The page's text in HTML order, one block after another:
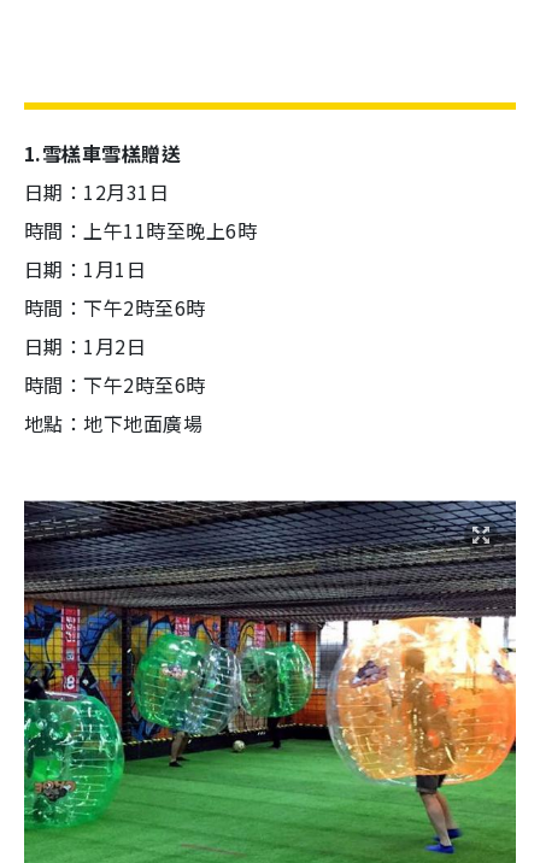
1.雪榚車雪榚贈送
日期：12月31日
時間：上午11時至晚上6時
日期：1月1日
時間：下午2時至6時
日期：1月2日
時間：下午2時至6時
地點：地下地面廣場